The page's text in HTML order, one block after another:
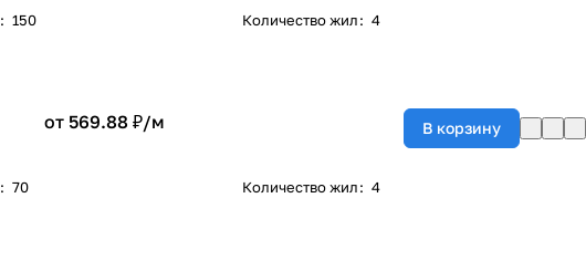
: 150 Количество жил: 4
от 569.88 ₽/м В корзину
: 70 Количество жил: 4